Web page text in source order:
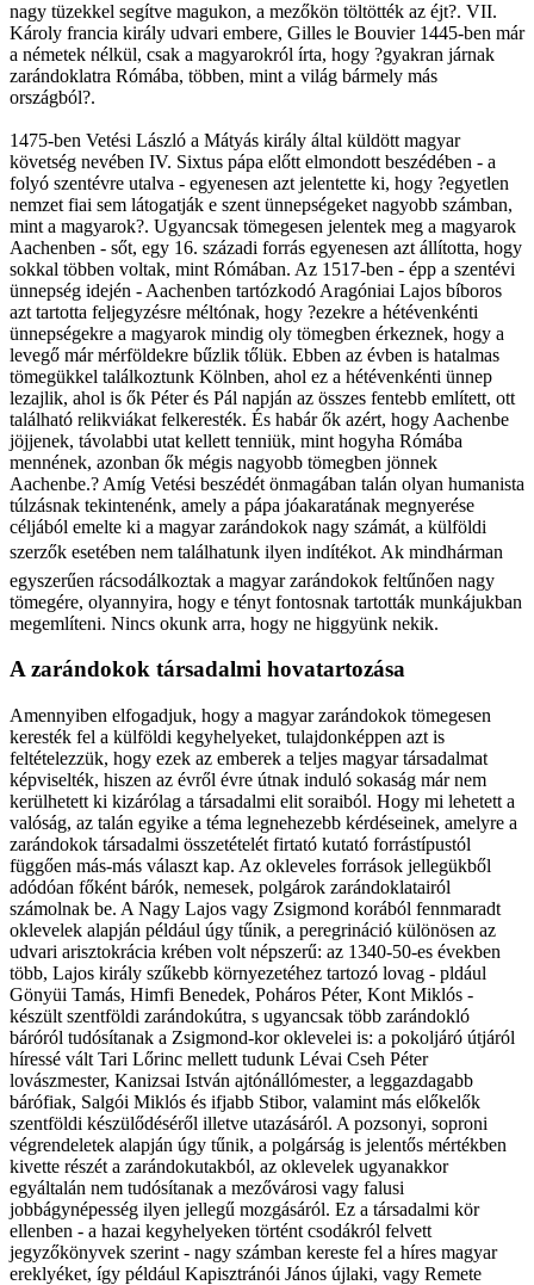
nagy tüzekkel segítve magukon, a mezőkön töltötték az éjt?. VII.
Károly francia király udvari embere, Gilles le Bouvier 1445-ben már
a németek nélkül, csak a magyarokról írta, hogy ?gyakran járnak
zarándoklatra Rómába, többen, mint a világ bármely más
országból?.
1475-ben Vetési László a Mátyás király által küldött magyar
követség nevében IV. Sixtus pápa előtt elmondott beszédében - a
folyó szentévre utalva - egyenesen azt jelentette ki, hogy ?egyetlen
nemzet fiai sem látogatják e szent ünnepségeket nagyobb számban,
mint a magyarok?. Ugyancsak tömegesen jelentek meg a magyarok
Aachenben - sőt, egy 16. századi forrás egyenesen azt állította, hogy
sokkal többen voltak, mint Rómában. Az 1517-ben - épp a szentévi
ünnepség idején - Aachenben tartózkodó Aragóniai Lajos bíboros
azt tartotta feljegyzésre méltónak, hogy ?ezekre a hétévenkénti
ünnepségekre a magyarok mindig oly tömegben érkeznek, hogy a
levegő már mérföldekre bűzlik tőlük. Ebben az évben is hatalmas
tömegükkel találkoztunk Kölnben, ahol ez a hétévenkénti ünnep
lezajlik, ahol is ők Péter és Pál napján az összes fentebb említett, ott
található relikviákat felkeresték. És habár ők azért, hogy Aachenbe
jöjjenek, távolabbi utat kellett tenniük, mint hogyha Rómába
mennének, azonban ők mégis nagyobb tömegben jönnek
Aachenbe.? Amíg Vetési beszédét önmagában talán olyan humanista
túlzásnak tekintenénk, amely a pápa jóakaratának megnyerése
céljából emelte ki a magyar zarándokok nagy számát, a külföldi
szerzők esetében nem találhatunk ilyen indítékot. Ak mindhárman
egyszerűen rácsodálkoztak a magyar zarándokok feltűnően nagy
tömegére, olyannyira, hogy e tényt fontosnak tartották munkájukban
megemlíteni. Nincs okunk arra, hogy ne higgyünk nekik.
A zarándokok társadalmi hovatartozása
Amennyiben elfogadjuk, hogy a magyar zarándokok tömegesen
keresték fel a külföldi kegyhelyeket, tulajdonképpen azt is
feltételezzük, hogy ezek az emberek a teljes magyar társadalmat
képviselték, hiszen az évről évre útnak induló sokaság már nem
kerülhetett ki kizárólag a társadalmi elit soraiból. Hogy mi lehetett a
valóság, az talán egyike a téma legnehezebb kérdéseinek, amelyre a
zarándokok társadalmi összetételét firtató kutató forrástípustól
függően más-más választ kap. Az okleveles források jellegükből
adódóan főként bárók, nemesek, polgárok zarándoklatairól
számolnak be. A Nagy Lajos vagy Zsigmond korából fennmaradt
oklevelek alapján például úgy tűnik, a peregrináció különösen az
udvari arisztokrácia krében volt népszerű: az 1340-50-es években
több, Lajos király szűkebb környezetéhez tartozó lovag - pldául
Gönyüi Tamás, Himfi Benedek, Poháros Péter, Kont Miklós -
készült szentföldi zarándokútra, s ugyancsak több zarándokló
báróról tudósítanak a Zsigmond-kor oklevelei is: a pokoljáró útjáról
híressé vált Tari Lőrinc mellett tudunk Lévai Cseh Péter
lovászmester, Kanizsai István ajtónállómester, a leggazdagabb
bárófiak, Salgói Miklós és ifjabb Stibor, valamint más előkelők
szentföldi készülődéséről illetve utazásáról. A pozsonyi, soproni
végrendeletek alapján úgy tűnik, a polgárság is jelentős mértékben
kivette részét a zarándokutakból, az oklevelek ugyanakkor
egyáltalán nem tudósítanak a mezővárosi vagy falusi
jobbágynépesség ilyen jellegű mozgásáról. Ez a társadalmi kör
ellenben - a hazai kegyhelyeken történt csodákról felvett
jegyzőkönyvek szerint - nagy számban kereste fel a híres magyar
ereklyéket, így például Kapisztránói János újlaki, vagy Remete